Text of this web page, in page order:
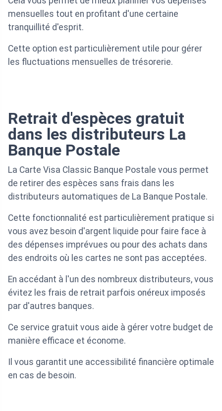
mensuelles tout en profitant d'une certaine
tranquillité d'esprit.
Cette option est particulièrement utile pour gérer
les fluctuations mensuelles de trésorerie.
Retrait d'espèces gratuit
dans les distributeurs La
Banque Postale
La Carte Visa Classic Banque Postale vous permet
de retirer des espèces sans frais dans les
distributeurs automatiques de La Banque Postale.
Cette fonctionnalité est particulièrement pratique si
vous avez besoin d'argent liquide pour faire face à
des dépenses imprévues ou pour des achats dans
des endroits où les cartes ne sont pas acceptées.
En accédant à l'un des nombreux distributeurs, vous
évitez les frais de retrait parfois onéreux imposés
par d'autres banques.
Ce service gratuit vous aide à gérer votre budget de
manière efficace et économe.
Il vous garantit une accessibilité financière optimale
en cas de besoin.